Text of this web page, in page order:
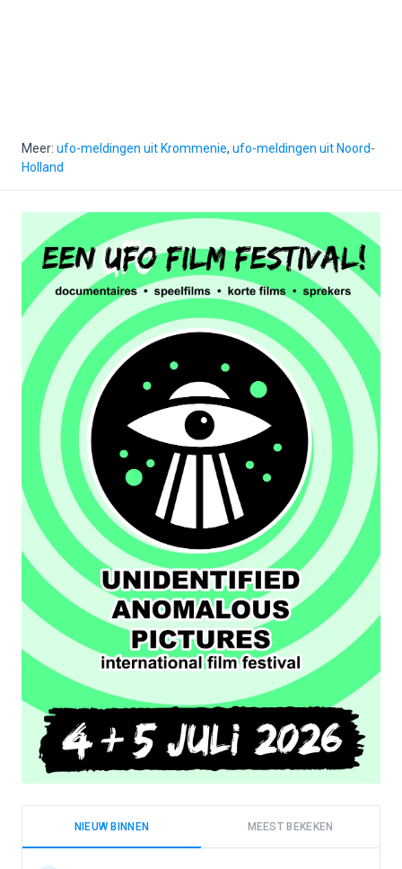
Meer: ufo-meldingen uit Krommenie, ufo-meldingen uit Noord-
Holland
NIEUW BINNEN MEEST BEKEKEN